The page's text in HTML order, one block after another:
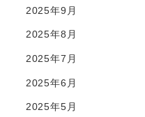
2025年9月
2025年8月
2025年7月
2025年6月
2025年5月